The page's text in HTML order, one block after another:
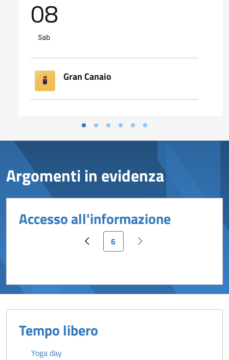
08
Sab
Gran Canaio
Argomenti in evidenza
Accesso all'informazione
Pagina precedente
Pagina attuale
6 Pagina successiva
Tempo libero
Yoga day